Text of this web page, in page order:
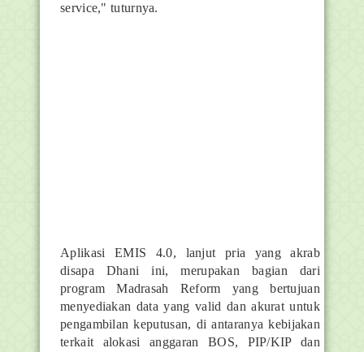
service," tuturnya.
Aplikasi EMIS 4.0, lanjut pria yang akrab
disapa Dhani ini, merupakan bagian dari
program Madrasah Reform yang bertujuan
menyediakan data yang valid dan akurat untuk
pengambilan keputusan, di antaranya kebijakan
terkait alokasi anggaran BOS, PIP/KIP dan